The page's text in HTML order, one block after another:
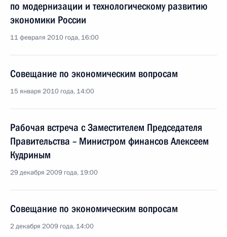
по модернизации и технологическому развитию
экономики России
11 февраля 2010 года, 16:00
Совещание по экономическим вопросам
15 января 2010 года, 14:00
Рабочая встреча с Заместителем Председателя
Правительства – Министром финансов Алексеем
Кудриным
29 декабря 2009 года, 19:00
Совещание по экономическим вопросам
2 декабря 2009 года, 14:00